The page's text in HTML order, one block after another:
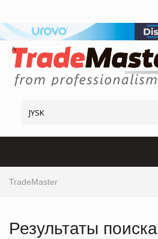
TradeMaster
Результаты поиска